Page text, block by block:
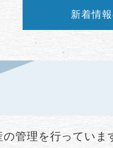
新着情
管理を行っていま